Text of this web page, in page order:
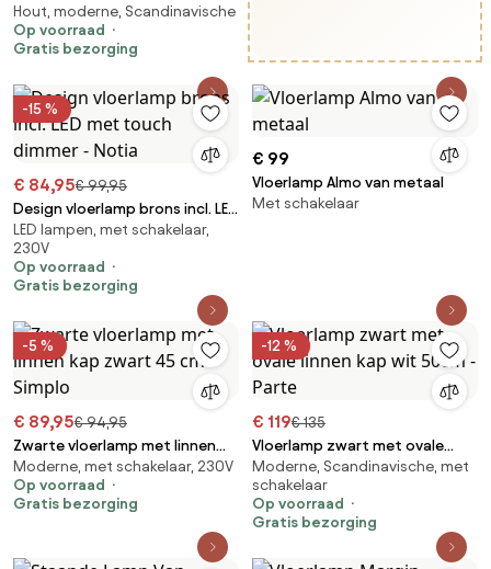
en beige gestreepte kap 50cm
- Lou
Hout, moderne, Scandinavische
Op voorraad
Gratis bezorging
-15 %
€ 84,95€ 99,95
Design vloerlamp brons incl. LED
met touch dimmer - Notia
LED lampen, met schakelaar,
230V
Op voorraad
Gratis bezorging
€ 99
Vloerlamp Almo van metaal
Met schakelaar
-5 %
€ 89,95€ 94,95
Zwarte vloerlamp met linnen
kap zwart 45 cm - Simplo
Moderne, met schakelaar, 230V
Op voorraad
Gratis bezorging
-12 %
€ 119€ 135
Vloerlamp zwart met ovale
linnen kap wit 50cm - Parte
Moderne, Scandinavische, met
schakelaar
Op voorraad
Gratis bezorging